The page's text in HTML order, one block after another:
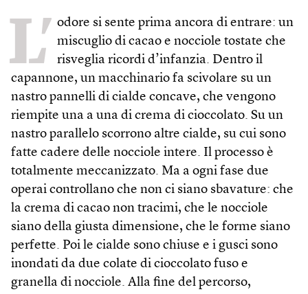
L’ odore si sente prima ancora di entrare: un
miscuglio di cacao e nocciole tostate che
risveglia ricordi d’infanzia. Dentro il
capannone, un macchinario fa scivolare su un
nastro pannelli di cialde concave, che vengono
riempite una a una di crema di cioccolato. Su un
nastro parallelo scorrono altre cialde, su cui sono
fatte cadere delle nocciole intere. Il processo è
totalmente meccanizzato. Ma a ogni fase due
operai controllano che non ci siano sbavature: che
la crema di cacao non tracimi, che le nocciole
siano della giusta dimensione, che le forme siano
perfette. Poi le cialde sono chiuse e i gusci sono
inondati da due colate di cioccolato fuso e
granella di nocciole. Alla fine del percorso,